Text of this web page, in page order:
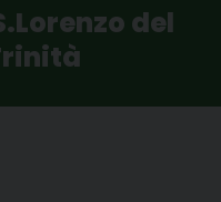
del